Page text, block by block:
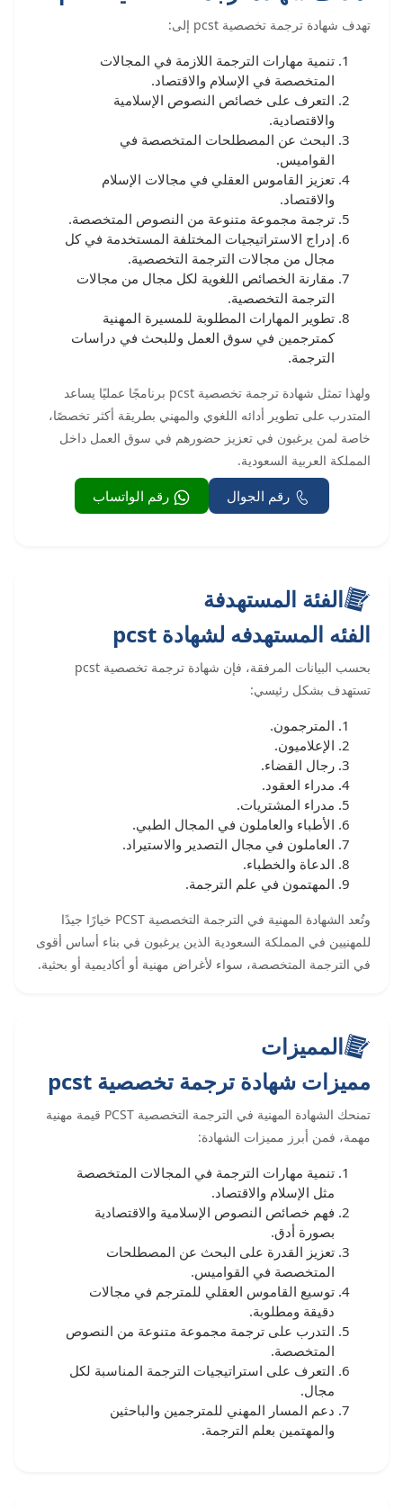
تهدف شهادة ترجمة تخصصية pcst إلى:
تنمية مهارات الترجمة اللازمة في المجالات
المتخصصة في الإسلام والاقتصاد.
التعرف على خصائص النصوص الإسلامية
والاقتصادية.
البحث عن المصطلحات المتخصصة في
القواميس.
تعزيز القاموس العقلي في مجالات الإسلام
والاقتصاد.
ترجمة مجموعة متنوعة من النصوص المتخصصة.
إدراج الاستراتيجيات المختلفة المستخدمة في كل
مجال من مجالات الترجمة التخصصية.
مقارنة الخصائص اللغوية لكل مجال من مجالات
الترجمة التخصصية.
تطوير المهارات المطلوبة للمسيرة المهنية
كمترجمين في سوق العمل وللبحث في دراسات
الترجمة.
ولهذا تمثل شهادة ترجمة تخصصية pcst برنامجًا عمليًا يساعد
المتدرب على تطوير أدائه اللغوي والمهني بطريقة أكثر تخصصًا،
خاصة لمن يرغبون في تعزيز حضورهم في سوق العمل داخل
المملكة العربية السعودية.
رقم الجوال رقم الواتساب
الفئة المستهدفة
الفئه المستهدفه لشهادة pcst
بحسب البيانات المرفقة، فإن شهادة ترجمة تخصصية pcst
تستهدف بشكل رئيسي:
المترجمون.
الإعلاميون.
رجال القضاء.
مدراء العقود.
مدراء المشتريات.
الأطباء والعاملون في المجال الطبي.
العاملون في مجال التصدير والاستيراد.
الدعاة والخطباء.
المهتمون في علم الترجمة.
وتُعد الشهادة المهنية في الترجمة التخصصية PCST خيارًا جيدًا
للمهنيين في المملكة السعودية الذين يرغبون في بناء أساس أقوى
في الترجمة المتخصصة، سواء لأغراض مهنية أو أكاديمية أو بحثية.
المميزات
مميزات شهادة ترجمة تخصصية pcst
تمنحك الشهادة المهنية في الترجمة التخصصية PCST قيمة مهنية
مهمة، فمن أبرز مميزات الشهادة:
تنمية مهارات الترجمة في المجالات المتخصصة
مثل الإسلام والاقتصاد.
فهم خصائص النصوص الإسلامية والاقتصادية
بصورة أدق.
تعزيز القدرة على البحث عن المصطلحات
المتخصصة في القواميس.
توسيع القاموس العقلي للمترجم في مجالات
دقيقة ومطلوبة.
التدرب على ترجمة مجموعة متنوعة من النصوص
المتخصصة.
التعرف على استراتيجيات الترجمة المناسبة لكل
مجال.
دعم المسار المهني للمترجمين والباحثين
والمهتمين بعلم الترجمة.